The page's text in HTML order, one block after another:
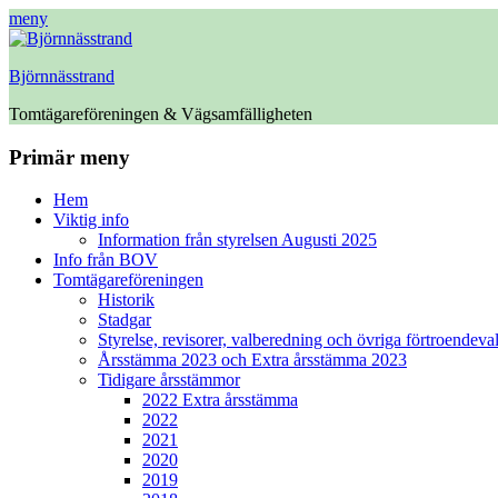
meny
Björnnässtrand
Tomtägareföreningen & Vägsamfälligheten
Facebook
Primär meny
HoppaHem
Viktig info
Information från styrelsen Augusti 2025
Info från BOV
Tomtägareföreningen
Historik
Stadgar
Styrelse, revisorer, valberedning och övriga
Årsstämma 2023 och Extra årsstämma 2023
Tidigare årsstämmor
2022 Extra årsstämma
2022
2021
2020
2019